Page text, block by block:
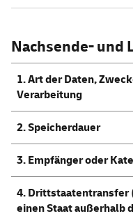
Nachsende- und
1. Art der Daten,
Verarbeitung
2. Speicherdauer
3. Empfänger oder
4. Drittstaatentransfer
einen Staat außerhalb